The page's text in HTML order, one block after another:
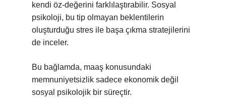
kendi öz-değerini farklılaştırabilir. Sosyal
psikoloji, bu tip olmayan beklentilerin
oluşturduğu stres ile başa çıkma stratejilerini
de inceler.
Bu bağlamda, maaş konusundaki
memnuniyetsizlik sadece ekonomik değil
sosyal psikolojik bir süreçtir.